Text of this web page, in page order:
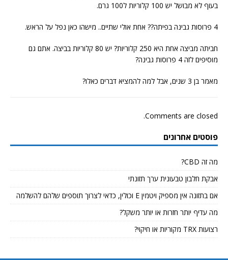
בעוף לא מבושל יש 100 קלוריות ל100 גרם.
4 פרוסות גבינה בפיתה?? אחת אולי שתיים.. מישהו כאן נפל על הראש.
חביתה מביצה אחת היא 250 קלוריות? יש 80 קלוריות בביצה. אתם גם
מוסיפים לזה 4 פרוסות גבינה?
מאמר בן 3 שנים, אבל למה להמציא דברים כאלו?
Comments are closed.
פוסטים אחרונים
מה זה CBD?
אבקת חלבון טבעונית ערך תזונתי
אם בתזונה אין מספיק ויטמין E וכולין, כדאי לצרוך תוספים שלהם להשלמה
מה עדיף יותר חזרות או יותר משקל?
רצועות TRX מקוריות או חיקוי?